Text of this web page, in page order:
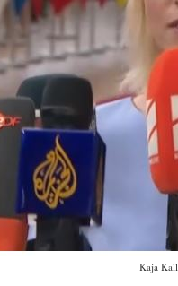
Kaja